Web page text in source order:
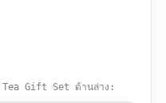
Tea Gift Set ด้านล่าง: